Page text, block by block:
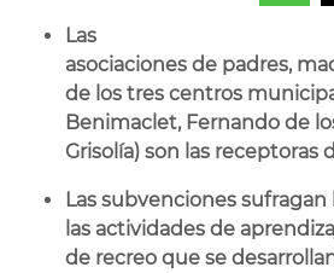
Las
asociaciones de padres,
de los tres centros
Benimaclet, Fernando de
Grisolía) son las receptoras
Las subvenciones sufragan
las actividades de
de recreo que se